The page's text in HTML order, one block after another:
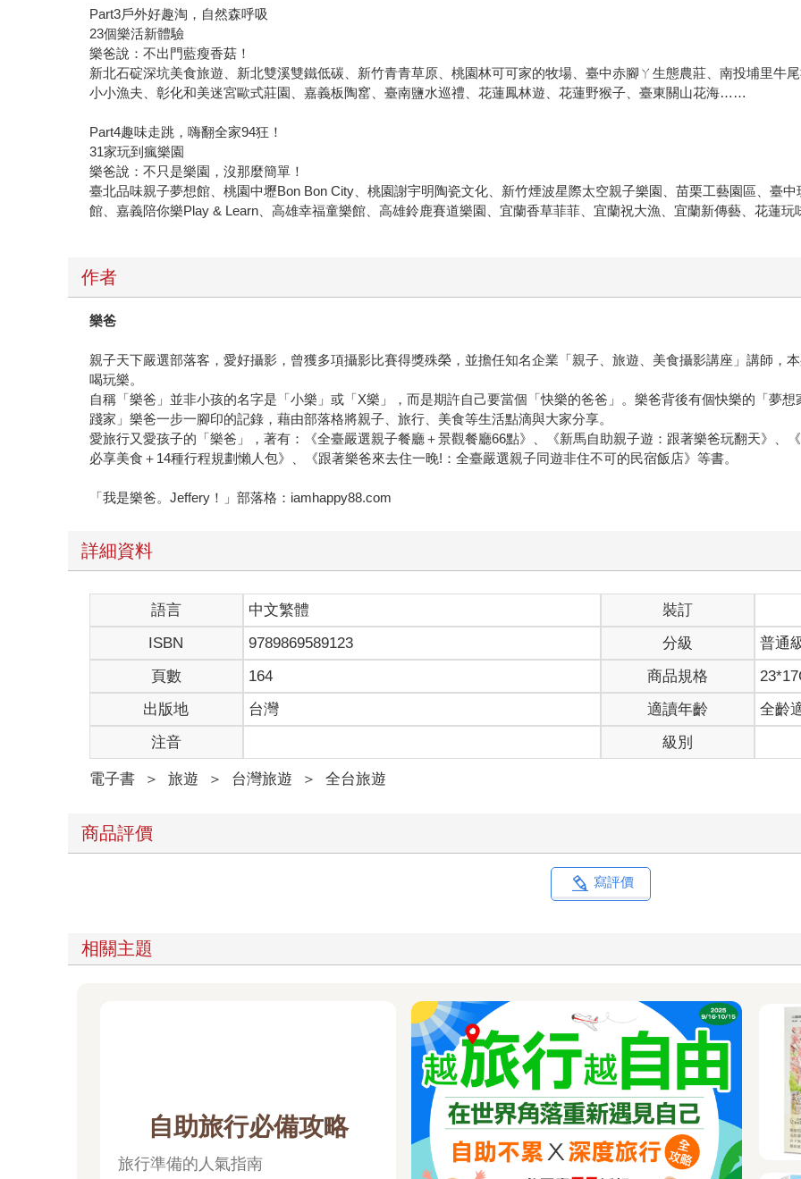
Part3戶外好趣淘，自然森呼吸
23個樂活新體驗
樂爸說：不出門藍瘦香菇！
新北石碇深坑美食旅遊、新北雙溪雙鐵低碳、新竹青青草原、桃園林可可家的牧場、臺中赤腳ㄚ生態農莊、南投埔里牛
小小漁夫、彰化和美迷宮歐式莊園、嘉義板陶窰、臺南鹽水巡禮、花蓮鳳林遊、花蓮野猴子、臺東關山花海……
Part4趣味走跳，嗨翻全家94狂！
31家玩到瘋樂園
樂爸說：不只是樂園，沒那麼簡單！
臺北品味親子夢想館、桃園中壢Bon Bon City、桃園謝宇明陶瓷文化、新竹煙波星際太空親子樂園、苗栗工藝園區、臺
館、嘉義陪你樂Play & Learn、高雄幸福童樂館、高雄鈴鹿賽道樂園、宜蘭香草菲菲、宜蘭祝大漁、宜蘭新傳藝、花蓮
作者
樂爸
親子天下嚴選部落客，愛好攝影，曾獲多項攝影比賽得獎殊榮，並擔任知名企業「親子、旅遊、美食攝影講座」講師，
喝玩樂。
自稱「樂爸」並非小孩的名字是「小樂」或「X樂」，而是期許自己要當個「快樂的爸爸」。樂爸背後有個快樂的「夢
踐家」樂爸一步一腳印的記錄，藉由部落格將親子、旅行、美食等生活點滴與大家分享。
愛旅行又愛孩子的「樂爸」，著有：《全臺嚴選親子餐廳＋景觀餐廳66點》、《新馬自助親子遊：跟著樂爸玩翻天》、
必享美食＋14種行程規劃懶人包》、《跟著樂爸來去住一晚!：全臺嚴選親子同遊非住不可的民宿飯店》等書。
「我是樂爸。Jeffery！」部落格：iamhappy88.com
詳細資料
語言 中文繁體
裝訂
ISBN
9789869589123 分級
普通
頁數
164 商品規格
出版地
台灣 適讀年齡
全齡
注音
級別
電子書 ＞ 旅遊 ＞ 台灣旅遊 ＞ 全台旅遊
商品評價
寫評價
相關主題
自助旅行必備攻略
旅行準備的人氣指南